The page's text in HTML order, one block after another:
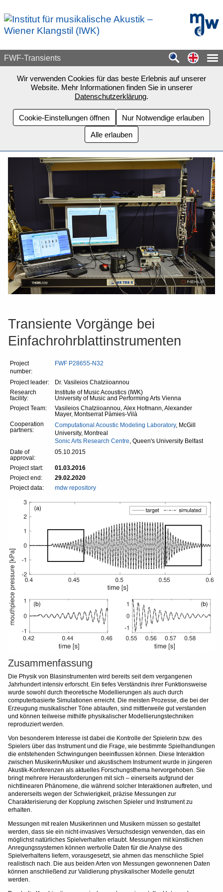
mdw -
FWF-Transients
Wir verwenden Cookies für das beste Erlebnis auf unserer
Website. Mehr Informationen finden Sie in unserer
Datenschutzerklärung.
Cookie-Einstellungen öffnen
Nur Notwendige erlauben
Alle erlauben
Transiente Vorgänge bei
Einfachrohrblattinstrumenten
Project
number:
FWF P28655-N32
Project leader:
Dr. Vasileios Chatziioannou
Research
facility:
Institute of Music Acoustics (IWK)
University of Music and Performing Arts Vienna
Project Team:
Vasileios Chatziioannou, Alex Hofmann, Alexander
Mayer, Montserrat Pàmies-Vilà
Cooperation
partners:
Computational Acoustic Modeling Laboratory, McGill
University, Montreal
Sonic Arts Research Centre, Queen's University Belfast
Date of
approval:
05.10.2015
Project start:
01.03.2016
Project end:
29.02.2020
Project data:
mdw repository
Zusammenfassung
Die Physik von Blasinstrumenten wird bereits seit dem vergangenen
Jahrhundert intensiv erforscht. Ein tiefes Verständnis ihrer Funktionsweise
wurde sowohl durch theoretische Modellierungen als auch durch
computerbasierte Simulationen erreicht. Die meisten Prozesse, die bei der
Erzeugung musikalischer Töne ablaufen, sind mittlerweile gut verstanden
und können teilweise mithilfe physikalischer Modellierungstechniken
reproduziert werden.
Von besonderem Interesse ist dabei die Kontrolle der Spielerin bzw. des
Spielers über das Instrument und die Frage, wie bestimmte Spielhandlungen
die entstehenden Schwingungen beeinflussen können. Diese Interaktion
zwischen Musikerin/Musiker und akustischem Instrument wurde in jüngeren
Akustik-Konferenzen als aktuelles Forschungsthema hervorgehoben. Sie
bringt mehrere Herausforderungen mit sich – einerseits aufgrund der
nichtlinearen Phänomene, die während solcher Interaktionen auftreten, und
andererseits wegen der Schwierigkeit, präzise Messungen zur
Charakterisierung der Kopplung zwischen Spieler und Instrument zu
erhalten.
Messungen mit realen Musikerinnen und Musikern müssen so gestaltet
werden, dass sie ein nicht-invasives Versuchsdesign verwenden, das ein
möglichst natürliches Spielverhalten erlaubt. Messungen mit künstlichen
Anregungssystemen können wertvolle Daten für die Analyse des
Spielverhaltens liefern, vorausgesetzt, sie ahmen das menschliche Spiel
realistisch nach. Die aus beiden Arten von Messungen gewonnenen Daten
können anschließend zur Validierung physikalischer Modelle genutzt
werden.